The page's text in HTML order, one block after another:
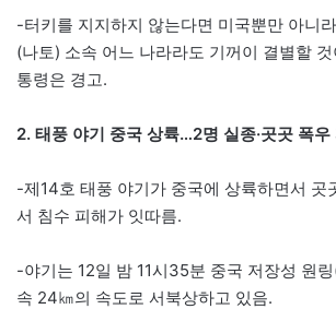
-터키를 지지하지 않는다면 미국뿐만 아니
(나토) 소속 어느 나라라도 기꺼이 결별할
통령은 경고.
2. 태풍 야기 중국 상륙…2명 실종·곳곳 폭우
-제14호 태풍 야기가 중국에 상륙하면서 곳
서 침수 피해가 잇따름.
-야기는 12일 밤 11시35분 중국 저장성 원
속 24㎞의 속도로 서북상하고 있음.